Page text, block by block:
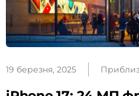
19 березня, 2025